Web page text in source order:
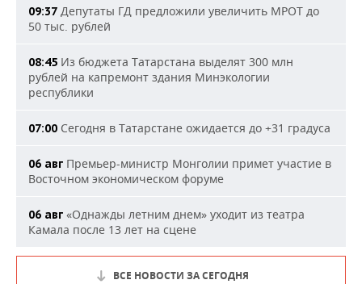
09:37 Депутаты ГД предложили увеличить МРОТ до
50 тыс. рублей
08:45 Из бюджета Татарстана выделят 300 млн
рублей на капремонт здания Минэкологии
республики
07:00 Сегодня в Татарстане ожидается до +31 градуса
06 авг Премьер-министр Монголии примет участие в
Восточном экономическом форуме
06 авг «Однажды летним днем» уходит из театра
Камала после 13 лет на сцене
ВСЕ НОВОСТИ ЗА СЕГОДНЯ